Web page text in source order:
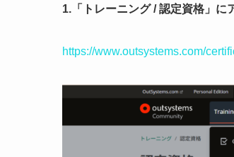
1.「トレーニング / 認定資格」に
https://www.outsystems.com/